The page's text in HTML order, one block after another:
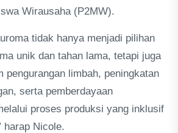
Wirausaha (P2MW).
tidak hanya menjadi pilihan
unik dan tahan lama, tetapi juga
pengurangan limbah, peningkatan
serta pemberdayaan
proses produksi yang inklusif
harap Nicole.